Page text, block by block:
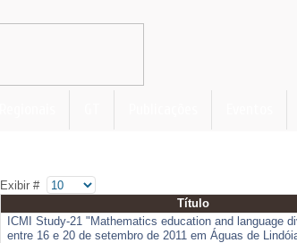
Exibir #
Título
ICMI Study-21 "Mathematics education and language
entre 16 e 20 de setembro de 2011 em Águas de